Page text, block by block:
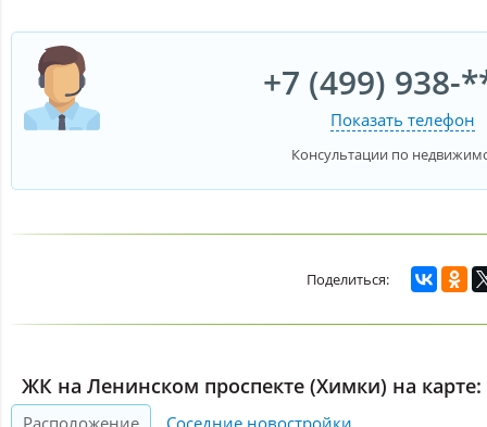
+7 (499) 938-
Показать телефон
Консультации по
ЖК на Ленинском проспекте (Химки) на карте: